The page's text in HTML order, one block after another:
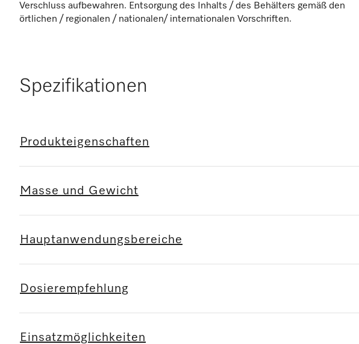
Verschluss aufbewahren. Entsorgung des Inhalts / des Behälters gemäß den
örtlichen / regionalen / nationalen/ internationalen Vorschriften.
Spezifikationen
Produkteigenschaften
Masse und Gewicht
Hauptanwendungsbereiche
Dosierempfehlung
Einsatzmöglichkeiten